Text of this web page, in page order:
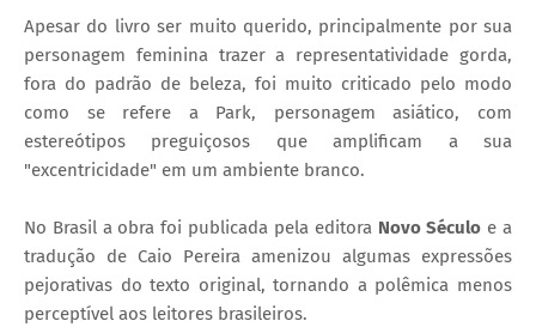
Apesar do livro ser muito querido, principalmente por sua
personagem feminina trazer a representatividade gorda,
fora do padrão de beleza, foi muito criticado pelo modo
como se refere a Park, personagem asiático, com
estereótipos preguiçosos que amplificam a sua
"excentricidade" em um ambiente branco.
No Brasil a obra foi publicada pela editora Novo Século e a
tradução de Caio Pereira amenizou algumas expressões
pejorativas do texto original, tornando a polêmica menos
perceptível aos leitores brasileiros.